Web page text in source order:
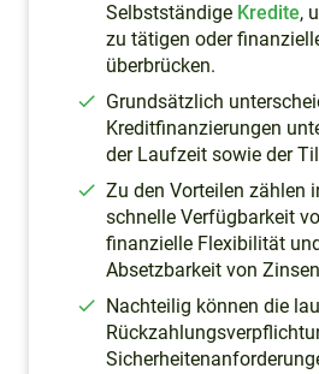
Selbstständige Kredite,
zu tätigen oder
überbrücken.
Grundsätzlich
Kreditfinanzierungen
der Laufzeit sowie der
Zu den Vorteilen zählen
schnelle Verfügbarkeit
finanzielle Flexibilität
Absetzbarkeit von
Nachteilig können die